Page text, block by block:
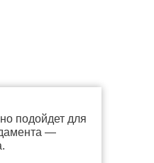
подойдет для
—